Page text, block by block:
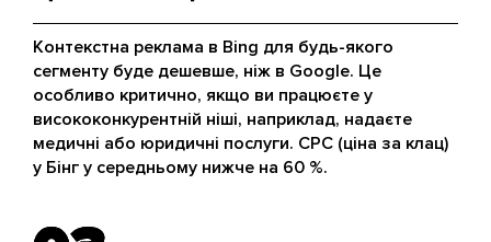
Контекстна реклама в Bing для будь-якого
сегменту буде дешевше, ніж в Google. Це
особливо критично, якщо ви працюєте у
висококонкурентній ніші, наприклад, надаєте
медичні або юридичні послуги. CPC (ціна за клац)
у Бінг у середньому нижче на 60 %.